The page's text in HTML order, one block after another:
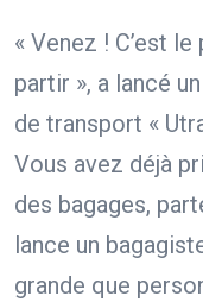
« Venez ! C’est
partir », a lancé
de transport «
Vous avez déjà
des bagages,
lance un
grande que